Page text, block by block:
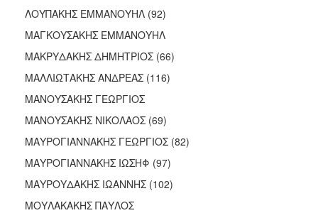
ΛΟΥΠΑΚΗΣ ΕΜΜΑΝΟΥΗΛ (92)
ΜΑΓΚΟΥΣΑΚΗΣ ΕΜΜΑΝΟΥΗΛ
ΜΑΚΡΥΔΑΚΗΣ ΔΗΜΗΤΡΙΟΣ (66)
ΜΑΛΛΙΩΤΑΚΗΣ ΑΝΔΡΕΑΣ (116)
ΜΑΝΟΥΣΑΚΗΣ ΓΕΩΡΓΙΟΣ
ΜΑΝΟΥΣΑΚΗΣ ΝΙΚΟΛΑΟΣ (69)
ΜΑΥΡΟΓΙΑΝΝΑΚΗΣ ΓΕΩΡΓΙΟΣ (82)
ΜΑΥΡΟΓΙΑΝΝΑΚΗΣ ΙΩΣΗΦ (97)
ΜΑΥΡΟΥΔΑΚΗΣ ΙΩΑΝΝΗΣ (102)
ΜΟΥΛΑΚΑΚΗΣ ΠΑΥΛΟΣ